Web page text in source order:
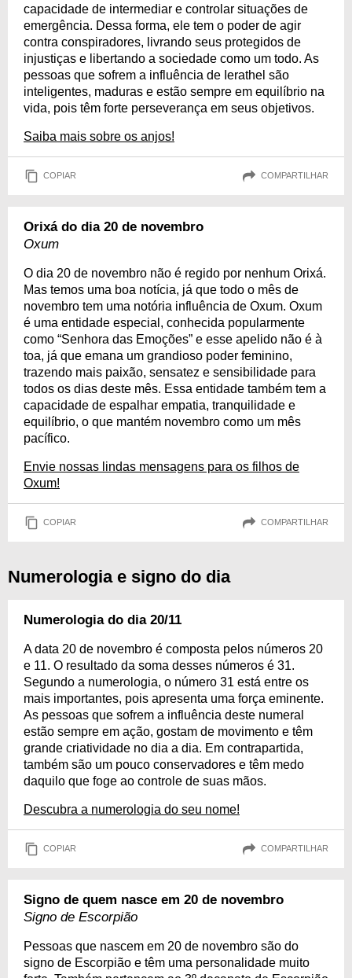
capacidade de intermediar e controlar situações de
emergência. Dessa forma, ele tem o poder de agir
contra conspiradores, livrando seus protegidos de
injustiças e libertando a sociedade como um todo. As
pessoas que sofrem a influência de Ierathel são
inteligentes, maduras e estão sempre em equilíbrio na
vida, pois têm forte perseverança em seus objetivos.
Saiba mais sobre os anjos!
COPIAR COMPARTILHAR
Orixá do dia 20 de novembro
Oxum
O dia 20 de novembro não é regido por nenhum Orixá.
Mas temos uma boa notícia, já que todo o mês de
novembro tem uma notória influência de Oxum. Oxum
é uma entidade especial, conhecida popularmente
como “Senhora das Emoções” e esse apelido não é à
toa, já que emana um grandioso poder feminino,
trazendo mais paixão, sensatez e sensibilidade para
todos os dias deste mês. Essa entidade também tem a
capacidade de espalhar empatia, tranquilidade e
equilíbrio, o que mantém novembro como um mês
pacífico.
Envie nossas lindas mensagens para os filhos de
Oxum!
COPIAR COMPARTILHAR
Numerologia e signo do dia
Numerologia do dia 20/11
A data 20 de novembro é composta pelos números 20
e 11. O resultado da soma desses números é 31.
Segundo a numerologia, o número 31 está entre os
mais importantes, pois apresenta uma força eminente.
As pessoas que sofrem a influência deste numeral
estão sempre em ação, gostam de movimento e têm
grande criatividade no dia a dia. Em contrapartida,
também são um pouco conservadores e têm medo
daquilo que foge ao controle de suas mãos.
Descubra a numerologia do seu nome!
COPIAR COMPARTILHAR
Signo de quem nasce em 20 de novembro
Signo de Escorpião
Pessoas que nascem em 20 de novembro são do
signo de Escorpião e têm uma personalidade muito